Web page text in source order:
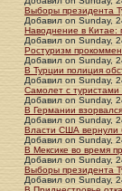
Выборы президента
Добавил on Sunday,
Наводнение в Китае:
Добавил on Sunday,
Ростуризм
Добавил on Sunday,
В Турции полиция
Добавил on Sunday,
Самолет с туристами
Добавил on Sunday,
В Германии
Добавил on Sunday,
Власти США вернули
Добавил on Sunday,
В Мексике во время
Добавил on Sunday,
Выборы президента
Добавил on Sunday,